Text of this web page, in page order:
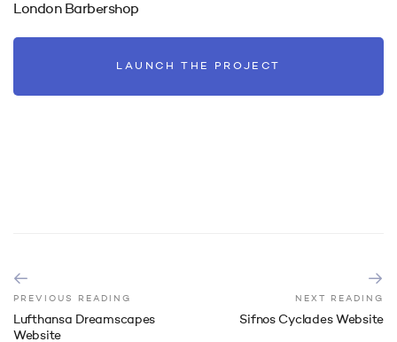
London Barbershop
LAUNCH THE PROJECT
PREVIOUS READING
Lufthansa Dreamscapes
Website
NEXT READING
Sifnos Cyclades Website